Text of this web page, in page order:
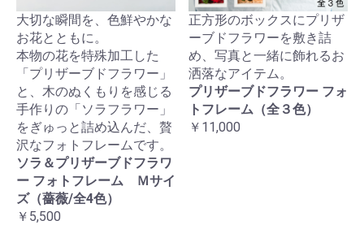
大切な瞬間を、色鮮やかな
お花とともに。
本物の花を特殊加工した
「プリザーブドフラワー」
と、木のぬくもりを感じる
手作りの「ソラフラワー」
をぎゅっと詰め込んだ、贅
沢なフォトフレームです。
ソラ＆プリザーブドフラワ
ー フォトフレーム Ｍサイ
ズ（薔薇/全4色）
￥5,500
正方形のボックスにプリザ
ーブドフラワーを敷き詰
め、写真と一緒に飾れるお
洒落なアイテム。
プリザーブドフラワー フォ
トフレーム（全３色）
￥11,000